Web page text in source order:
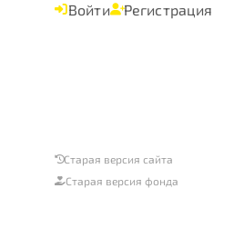
Войти Регистрация
Старая версия сайта
Старая версия фонда